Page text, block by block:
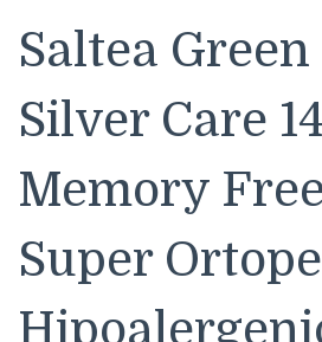
Saltea
Silver Care
Memory
Super